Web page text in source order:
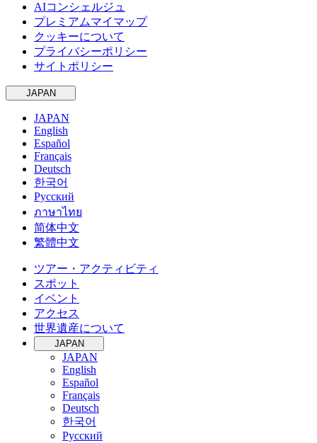
AIコンシェルジュ
プレミアムマイマップ
クッキーについて
プライバシーポリシー
サイトポリシー
JAPAN
JAPAN
English
Español
Français
Deutsch
한국어
Русский
ภาษาไทย
简体中文
繁體中文
ツアー・アクティビティ
スポット
イベント
アクセス
世界遺産について
JAPAN
JAPAN
English
Español
Français
Deutsch
한국어
Русский